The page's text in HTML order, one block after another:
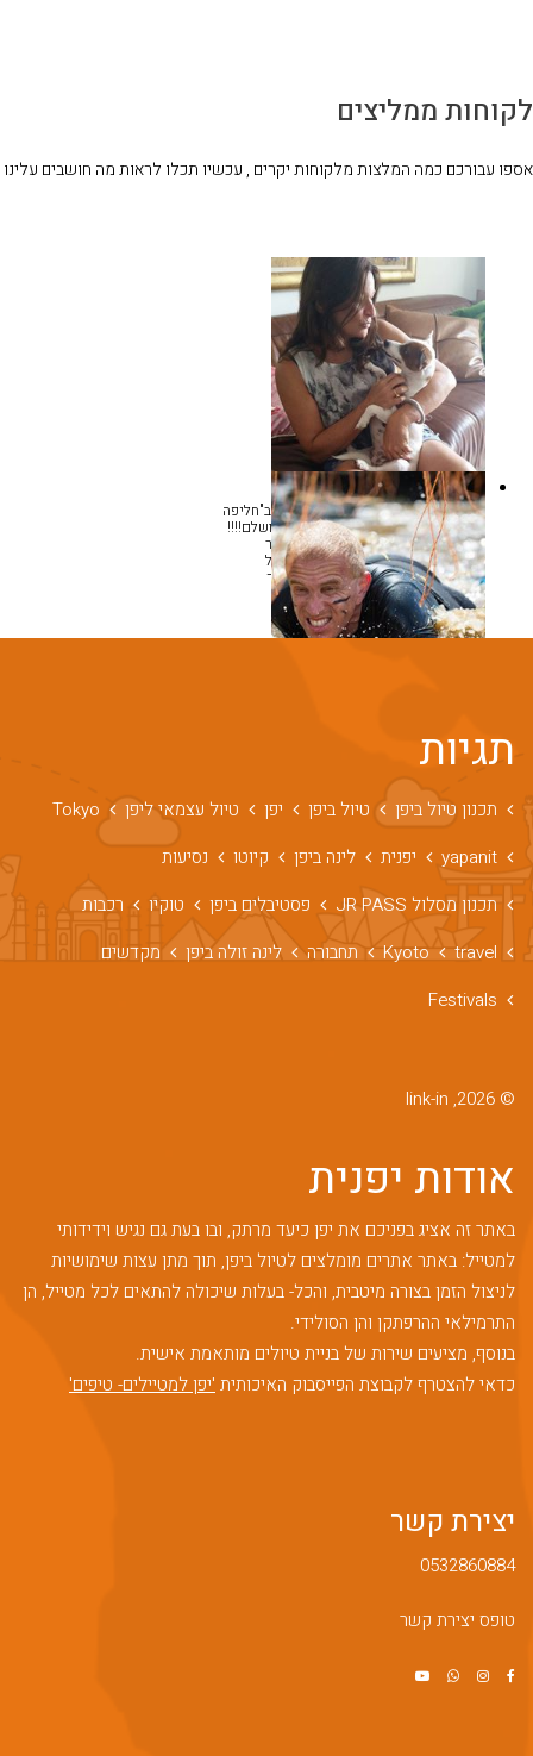
לקוחות ממליצים
אספו עבורכם כמה המלצות מלקוחות יקרים , עכשיו תכלו לראות מה חושבים עלינו
מיכל ברומברג
נעזרנו בעירית לתכנון של שבועיים, ב"חליפה
שתתאים לנו", זוג ללא ילדים.היה מושלם!!!!
התכנון הוכיח את עצמו כיעיל ובעיקר
חסכוני!!! אין מצב להתברברויות, הכל
מתוקתק בדיוק כמו היפנים.אנו מאוד
ממליצים!!!
בוקר ותכננה לנו את הטיול, עזרה לנו להזמין
מלונות, רכבות, אוטובוסים - הכל לעוד
שבוע....
משפחת גולדשטיין
חג שמייח! נחתנו הבוקר ורק רצינו להגיד תודה
על המסלול הנפלא שארגנת לנו! היה
מכרינו
האפליקציה התידדנו תודה על הכל, היה
משפחת גזית
ממדהים!!!!הציפיות היו בשמים ויפן עלתה
על הציפיותהתכנון היה מעולה בזכותך כמובן
ד"ר דוד ורדימון
את המלונות שאותם הזמנו עצמאית ולקראת
הנסיעה היא הכינה לנו חוברת מפורטת מאד.
תגיות
תכנון טיול ביפן טיול ביפן יפן טיול עצמאי ליפן
Tokyo
yapanit
יפנית לינה ביפן קיוטו
נסיעות
תכנון מסלול JR PASS
פסטיבלים ביפן טוקיו
רכבות
travel
Kyoto תחבורה לינה זולה ביפן
מקדשים
Festivals
© 2026, link-in
אודות יפנית
באתר זה אציג בפניכם את יפן כיעד מרתק, ובו בעת גם נגיש וידידותי
למטייל: באתר אתרים מומלצים לטיול ביפן, תוך מתן עצות שימושיות
לניצול הזמן בצורה מיטבית, והכל- בעלות שיכולה להתאים לכל מטייל, הן
התרמילאי ההרפתקן והן הסולידי.
בנוסף, מציעים שירות של בניית טיולים מותאמת אישית.
כדאי להצטרף לקבוצת הפייסבוק האיכותית 'יפן למטיילים- טיפים'
יצירת קשר
0532860884
טופס יצירת קשר